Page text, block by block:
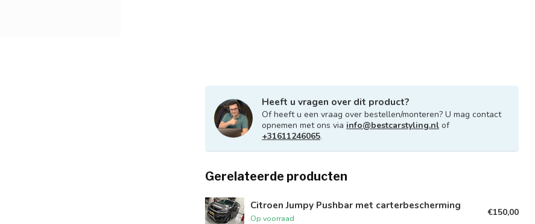
Heeft u vragen over dit product?
Of heeft u een vraag over bestellen/monteren? U mag contact
opnemen met ons via info@bestcarstyling.nl of
+31611246065.
Gerelateerde producten
Citroen Jumpy Pushbar met carterbescherming
Op voorraad
€150,00